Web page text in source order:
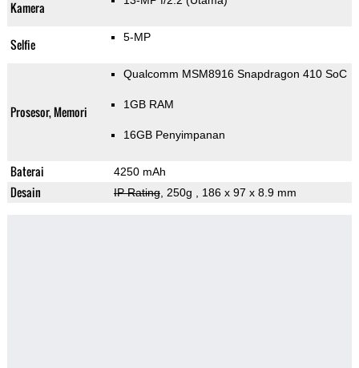
Kamera
Selfie 5-MP
Prosesor, Memori
Qualcomm MSM8916 Snapdragon 410 SoC
1GB RAM
16GB Penyimpanan
Baterai 4250 mAh
Desain IP Rating, 250g , 186 x 97 x 8.9 mm